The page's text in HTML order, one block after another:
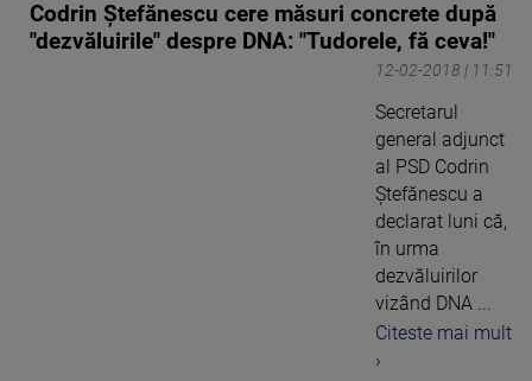
Codrin Ştefănescu cere măsuri concrete după
"dezvăluirile" despre DNA: "Tudorele, fă ceva!"
12-02-2018 | 11:51
Secretarul
general adjunct
al PSD Codrin
Ştefănescu a
declarat luni că,
în urma
dezvăluirilor
vizând DNA ...
Citeste mai mult
›